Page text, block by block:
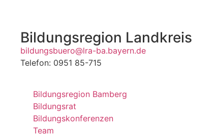
Bildungsregion Landkreis
bildungsbuero@lra-ba.bayern.de
Telefon: 0951 85-715
Bildungsregion Bamberg
Bildungsrat
Bildungskonferenzen
Team